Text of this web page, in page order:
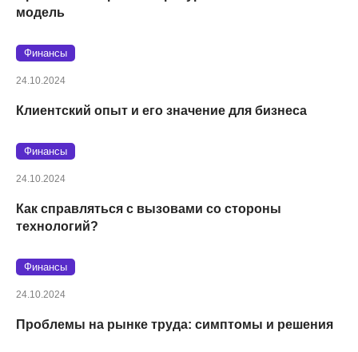
модель
Финансы
24.10.2024
Клиентский опыт и его значение для бизнеса
Финансы
24.10.2024
Как справляться с вызовами со стороны
технологий?
Финансы
24.10.2024
Проблемы на рынке труда: симптомы и решения